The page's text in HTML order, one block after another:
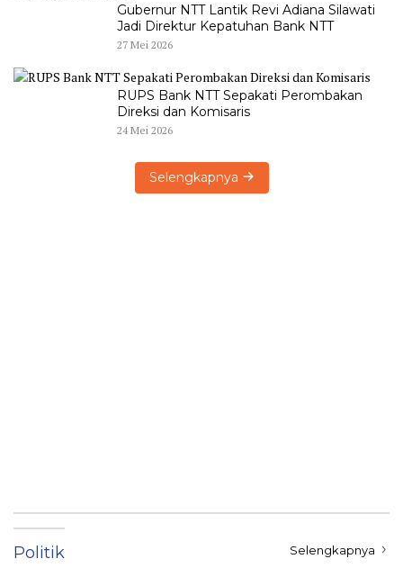
Gubernur NTT Lantik Revi Adiana Silawati
Jadi Direktur Kepatuhan Bank NTT
27 Mei 2026
RUPS Bank NTT Sepakati Perombakan
Direksi dan Komisaris
24 Mei 2026
Selengkapnya
Politik Selengkapnya